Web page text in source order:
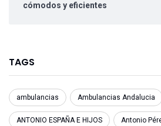
cómodos y eficientes
TAGS
ambulancias Ambulancias Andalucia
ANTONIO ESPAÑA E HIJOS Antonio